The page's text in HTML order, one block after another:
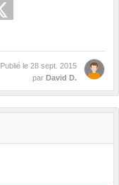
Publié le 28 sept. 2015
par David D.